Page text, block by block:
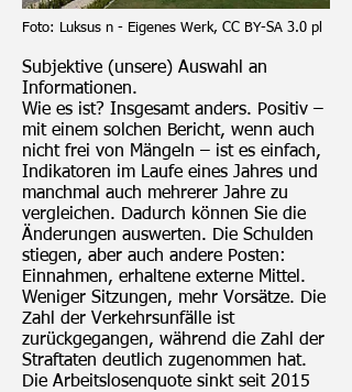
Foto: Luksus n - Eigenes Werk, CC BY-SA 3.0 pl
Subjektive (unsere) Auswahl an
Informationen.
Wie es ist? Insgesamt anders. Positiv –
mit einem solchen Bericht, wenn auch
nicht frei von Mängeln – ist es einfach,
Indikatoren im Laufe eines Jahres und
manchmal auch mehrerer Jahre zu
vergleichen. Dadurch können Sie die
Änderungen auswerten. Die Schulden
stiegen, aber auch andere Posten:
Einnahmen, erhaltene externe Mittel.
Weniger Sitzungen, mehr Vorsätze. Die
Zahl der Verkehrsunfälle ist
zurückgegangen, während die Zahl der
Straftaten deutlich zugenommen hat.
Die Arbeitslosenquote sinkt seit 2015